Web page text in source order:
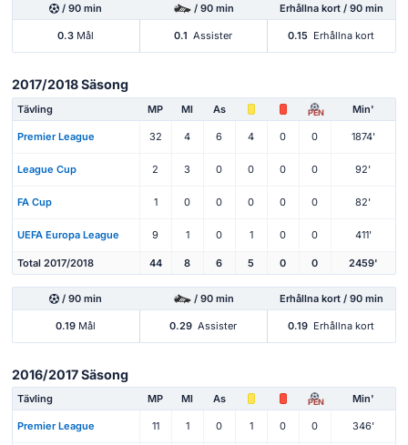
/ 90 min / 90 min Erhållna kort / 90 min
0.3 Mål 0.1 Assister 0.15 Erhållna kort
2017/2018 Säsong
Tävling MP Ml As PEN Min'
Premier League 32 4 6 4 0 0 1874'
League Cup 2 3 0 0 0 0 92'
FA Cup 1 0 0 0 0 0 82'
UEFA Europa League 9 1 0 1 0 0 411'
Total 2017/2018 44 8 6 5 0 0 2459'
/ 90 min / 90 min Erhållna kort / 90 min
0.19 Mål 0.29 Assister 0.19 Erhållna kort
2016/2017 Säsong
Tävling MP Ml As PEN Min'
Premier League 11 1 0 1 0 0 346'